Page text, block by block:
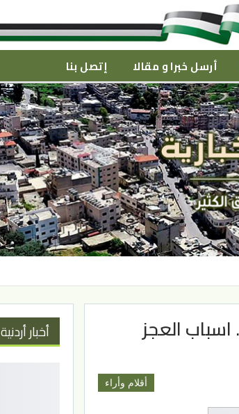
أرسل خبرا و مقالا إتصل بنا
العجز
أقلام وأراء
أخبار أردنية